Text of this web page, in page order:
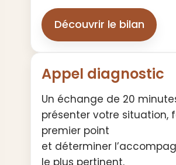
Découvrir le bilan
Appel diagnostic
Un échange de 20
présenter votre situation,
premier point
et déterminer
le plus pertinent.